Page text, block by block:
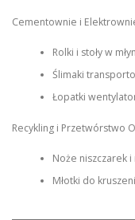
Cementownie i
Rolki i stoły w
Ślimaki
Łopatki
Recykling i Przetwórstwo
Noże niszczarek
Młotki do